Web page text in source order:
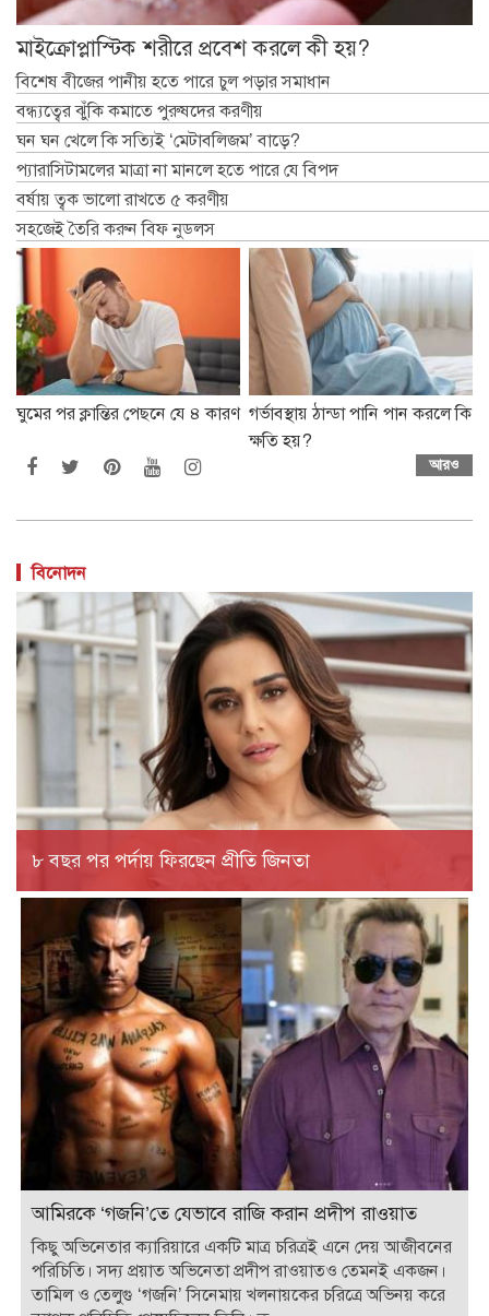
মাইক্রোপ্লাস্টিক শরীরে প্রবেশ করলে কী হয়?
বিশেষ বীজের পানীয় হতে পারে চুল পড়ার সমাধান
বন্ধ্যত্বের ঝুঁকি কমাতে পুরুষদের করণীয়
ঘন ঘন খেলে কি সত্যিই ‘মেটাবলিজম’ বাড়ে?
প্যারাসিটামলের মাত্রা না মানলে হতে পারে যে বিপদ
বর্ষায় ত্বক ভালো রাখতে ৫ করণীয়
সহজেই তৈরি করুন বিফ নুডলস
ঘুমের পর ক্লান্তির পেছনে যে ৪ কারণ গর্ভাবস্থায় ঠান্ডা পানি পান করলে কি
ক্ষতি হয়?
আরও
বিনোদন
৮ বছর পর পর্দায় ফিরছেন প্রীতি জিনতা
আমিরকে ‘গজনি’তে যেভাবে রাজি করান প্রদীপ রাওয়াত
কিছু অভিনেতার ক্যারিয়ারে একটি মাত্র চরিত্রই এনে দেয় আজীবনের
পরিচিতি। সদ্য প্রয়াত অভিনেতা প্রদীপ রাওয়াতও তেমনই একজন।
তামিল ও তেলুগু ‘গজনি’ সিনেমায় খলনায়কের চরিত্রে অভিনয় করে